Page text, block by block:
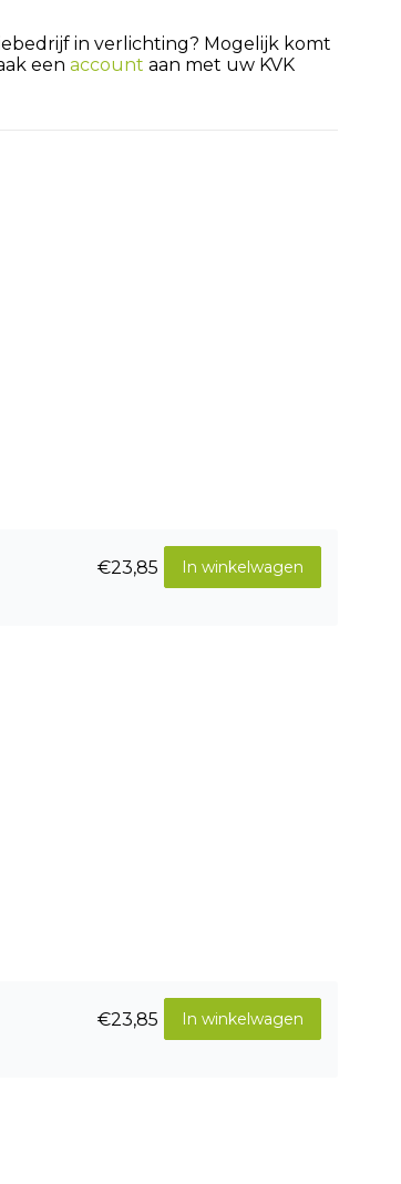
in verlichting? Mogelijk komt
een account aan met uw KVK
In winkelwagen
€23,85
In winkelwagen
€23,85